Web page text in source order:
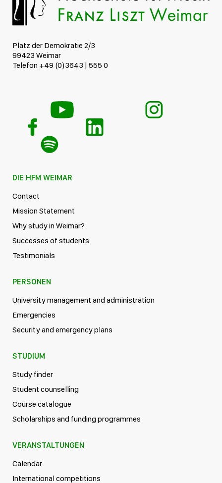
Platz der Demokratie 2/3
99423 Weimar
Telefon +49 (0)3643 | 555 0
DIE HFM WEIMAR
Contact
Mission Statement
Why study in Weimar?
Successes of students
Testimonials
PERSONEN
University management and administration
Emergencies
Security and emergency plans
STUDIUM
Study finder
Student counselling
Course catalogue
Scholarships and funding programmes
VERANSTALTUNGEN
Calendar
International competitions